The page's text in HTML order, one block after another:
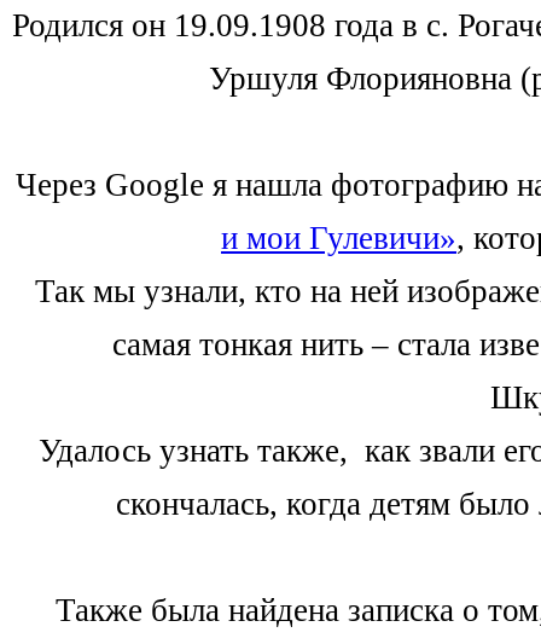
Родился он 19.09.1908 года в с.
Уршуля Флорияновна
Через Google я нашла фотографию
и мои Гулевичи»,
Так мы узнали, кто на ней
самая тонкая нить – стала
Удалось узнать также, как звали
скончалась, когда детям
Также была найдена записка о